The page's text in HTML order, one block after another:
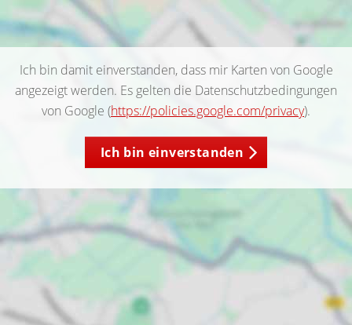
Ich bin damit einverstanden, dass mir Karten von Google
angezeigt werden. Es gelten die Datenschutzbedingungen
von Google (https://policies.google.com/privacy).
Ich bin einverstanden